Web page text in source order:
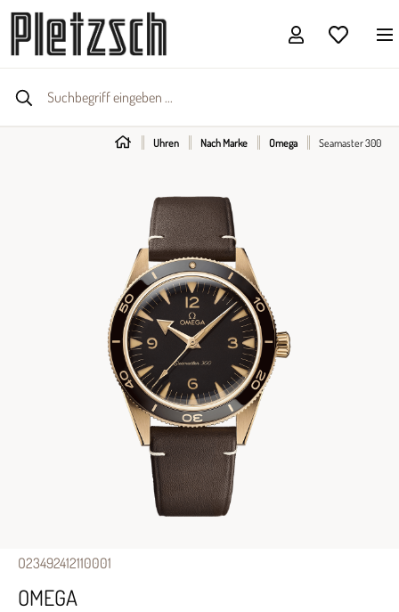
Uhren Nach Marke Omega Seamaster 300
O23492412110001
OMEGA